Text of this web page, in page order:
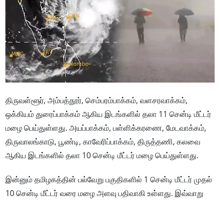
திருவள்ளூர், அம்பத்தூர், செம்பரம்பாக்கம், வளசரவாக்கம்,
ஒக்கியம் துரைப்பாக்கம் ஆகிய இடங்களில் தலா 11 சென்டி மீட்டர்
மழை பெய்துள்ளது. அயப்பாக்கம், பள்ளிக்கரணை, மேடவாக்கம்,
திருவாலங்காடு, பூண்டி, காவேரிப்பாக்கம், திருத்தணி, கலவை
ஆகிய இடங்களில் தலா 10 சென்டி மீட்டர் மழை பெய்துள்ளது.
இன்னும் தமிழகத்தின் பல்வேறு பகுதிகளில் 1 சென்டி மீட்டர் முதல்
10 சென்டி மீட்டர் வரை மழை அளவு பதிவாகி உள்ளது. இவ்வாறு